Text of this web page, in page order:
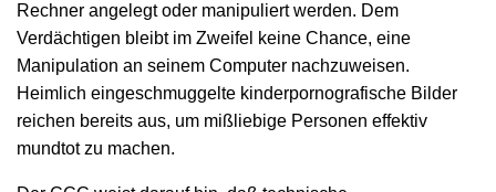
Rechner angelegt oder manipuliert werden. Dem
Verdächtigen bleibt im Zweifel keine Chance, eine
Manipulation an seinem Computer nachzuweisen.
Heimlich eingeschmuggelte kinderpornografische Bilder
reichen bereits aus, um mißliebige Personen effektiv
mundtot zu machen.